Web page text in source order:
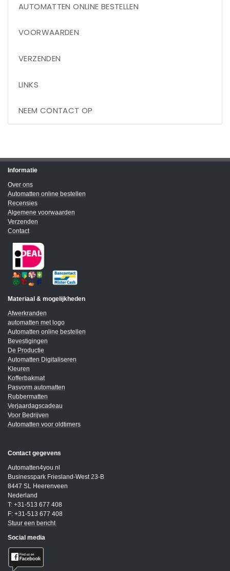
AUTOMATTEN ONLINE BESTELLEN
VOORWAARDEN
VERZENDEN
LINKS
NEEM CONTACT OP
Informatie
Over ons
Automatten online bestellen
Recensies
Algemene voorwaarden
Verzenden
Contact
Materiaal & mogelijkheden
Afwerkranden
automatten met logo
Automatten online bestellen
Bevestigingen
De Productie
Automatten Digitaliseren
Kleuren
Kofferbakmat
Pasvorm automatten
Rubbermatten
Verjaardagscadeau
Voor Bedrijven
Automatten voor oldtimers
Contact gegevens
Automatten4you.nl
Businesspark Friesland-West 23-B
8447 SL Heerenveen
Nederland
T: +31-513 677 408
F: +31-513 677 408
Stuur een bericht
Social media